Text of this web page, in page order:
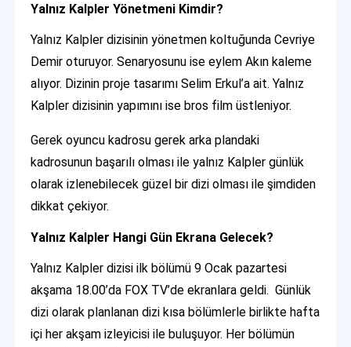
Yalnız Kalpler Yönetmeni Kimdir?
Yalnız Kalpler dizisinin yönetmen koltuğunda Cevriye
Demir oturuyor. Senaryosunu ise eylem Akın kaleme
alıyor. Dizinin proje tasarımı Selim Erkul’a ait. Yalnız
Kalpler dizisinin yapımını ise bros film üstleniyor.
Gerek oyuncu kadrosu gerek arka plandaki
kadrosunun başarılı olması ile yalnız Kalpler günlük
olarak izlenebilecek güzel bir dizi olması ile şimdiden
dikkat çekiyor.
Yalnız Kalpler Hangi Gün Ekrana Gelecek?
Yalnız Kalpler dizisi ilk bölümü 9 Ocak pazartesi
akşama 18.00’da FOX TV’de ekranlara geldi. Günlük
dizi olarak planlanan dizi kısa bölümlerle birlikte hafta
içi her akşam izleyicisi ile buluşuyor. Her bölümün